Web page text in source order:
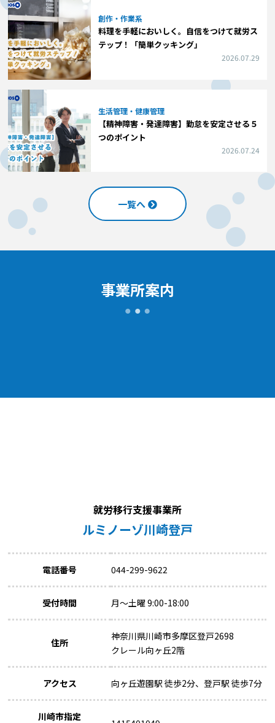
創作・作業系
料理を手軽においしく。自信をつけて就労ス
テップ！「簡単クッキング」
2026.07.29
生活管理・健康管理
【精神障害・発達障害】勤怠を安定させる５
つのポイント
2026.07.24
一覧へ
事業所案内
就労移行支援事業所
ルミノーゾ川崎登戸
電話番号 044-299-9622
受付時間 月～土曜 9:00-18:00
住所
神奈川県川崎市多摩区登戸2698
クレール向ヶ丘2階
アクセス 向ヶ丘遊園駅 徒歩2分、登戸駅 徒歩7分
川崎市指定